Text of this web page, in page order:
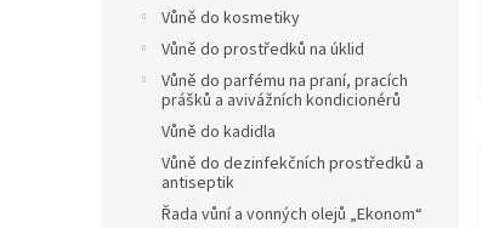
Vůně do kosmetiky
Vůně do prostředků na úklid
Vůně do parfému na praní, pracích
prášků a avivážních kondicionérů
Vůně do kadidla
Vůně do dezinfekčních prostředků a
antiseptik
Řada vůní a vonných olejů „Ekonom“